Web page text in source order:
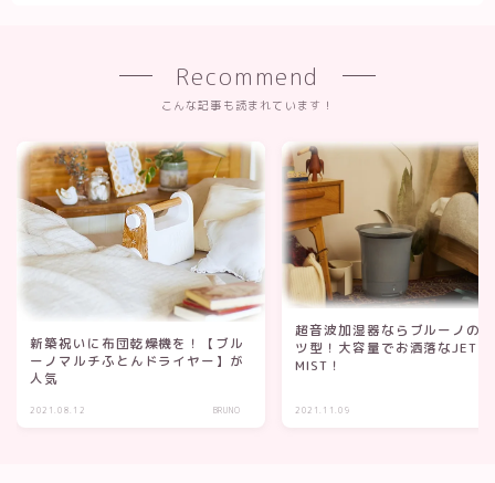
Recommend
こんな記事も読まれています！
新築祝いに布団乾燥機を！【ブル
ーノマルチふとんドライヤー】が
人気
2021.08.12 BRUNO
超音波加湿器ならブルーノの
ツ型！大容量でお洒落なJET
MIST！
2021.11.09